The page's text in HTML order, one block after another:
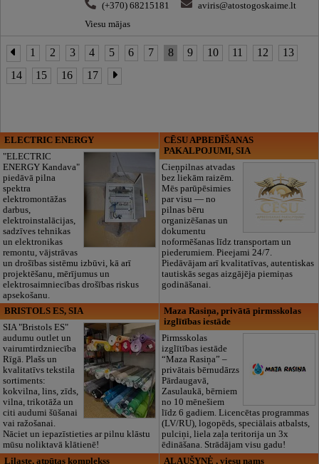
(+370) 68215181
aviris@atostogoskaime.lt
Viesu mājas
1 2 3 4 5 6 7 8 9 10 11 12
13
14
15 16 17
ELECTRIC ENERGY
"ELECTRIC
ENERGY Kandava"
piedāvā pilna
spektra
elektromontāžas
darbus,
elektroinstalācijas,
sadzīves tehnikas
un elektronikas
remontu, vājstrāvas
un drošības sistēmu izbūvi, kā arī
projektēšanu, mērījumus un
elektrosaimniecības drošības riskus
apsekošanu.
CĒSU APBEDĪŠANAS
PAKALPOJUMI, SIA
Cieņpilnas atvadas
bez liekām raizēm.
Mēs parūpēsimies
par visu — no
pilnas bēru
organizēšanas un
dokumentu
noformēšanas līdz transportam un
piederumiem. Pieejami 24/7.
Piedāvājam arī kvalitatīvas, autentiskas
tautiskās segas aizgājēja piemiņas
godināšanai.
BRISTOLS ES, SIA
SIA "Bristols ES"
audumu outlet un
vairumtirdzniecība
Rīgā. Plašs un
kvalitatīvs tekstila
sortiments:
kokvilna, lins, zīds,
vilna, trikotāža un
citi audumi šūšanai
vai ražošanai.
Nāciet un iepazīstieties ar pilnu klāstu
mūsu noliktavā klātienē!
Maza Rasiņa, privātā pirmsskolas
izglītības iestāde
Pirmsskolas
izglītības iestāde
“Maza Rasiņa” –
privātais bērnudārzs
Pārdaugavā,
Zasulaukā, bērniem
no 10 mēnešiem
līdz 6 gadiem. Licencētas programmas
(LV/RU), logopēds, speciālais atbalsts,
pulciņi, liela zaļa teritorija un 3x
ēdināšana. Strādājam visu gadu!
Lilaste, atpūtas komplekss
ALAUŠYNĖ , viesu nams